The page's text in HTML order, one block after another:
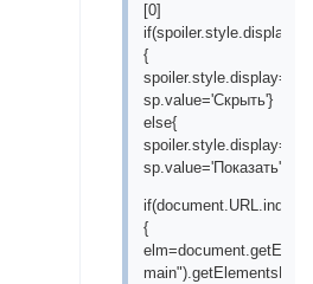
[0]
{
sp.value='Скрыть'}
else{
sp.value='Показать'}}
{